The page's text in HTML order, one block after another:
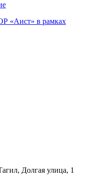
«Аист» в рамках
Долгая улица, 1